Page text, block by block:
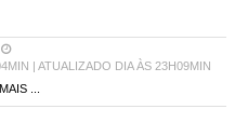
| ATUALIZADO DIA ÀS 23H09MIN
...